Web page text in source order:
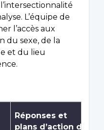
L’équipe de
l’accès aux
du sexe, de la
et du lieu
Réponses et
plans d’action de